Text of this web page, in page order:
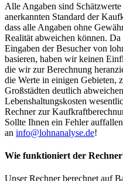
Alle Angaben sind
anerkannten Standard der
dass alle Angaben ohne
Realität abweichen können.
Eingaben der Besucher von
basieren, haben wir keinen
die wir zur Berechnung
die Werte in einigen Gebieten,
Großstädten deutlich
Lebenshaltungskosten
Rechner zur
Sollte Ihnen ein Fehler
an info@lohnanalyse.de!
Wie funktioniert der
Unser Rechner berechnet auf